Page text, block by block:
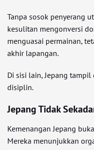
Tanpa sosok penyerang
kesulitan mengonversi
menguasai permainan,
akhir lapangan.
Di sisi lain, Jepang
disiplin.
Jepang Tidak
Kemenangan Jepang
Mereka menunjukkan